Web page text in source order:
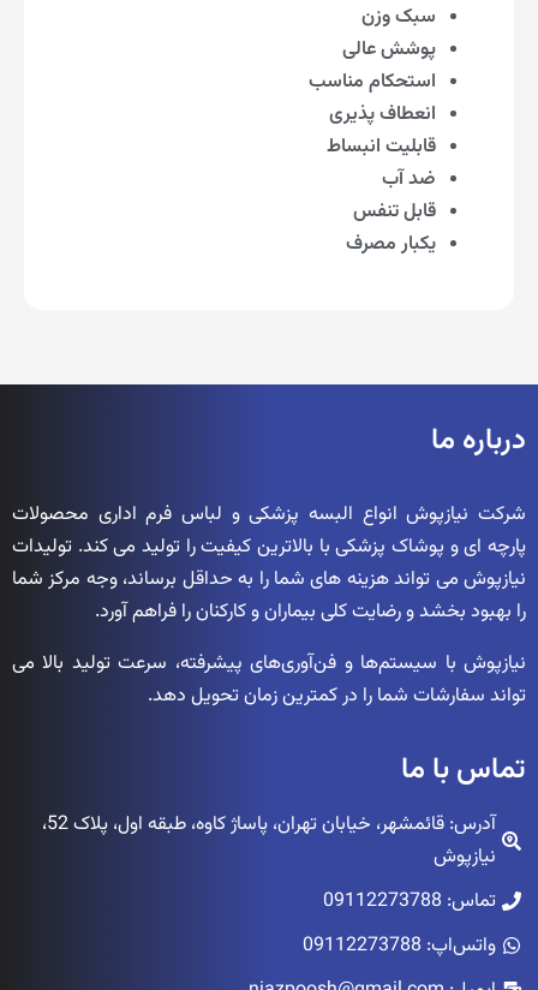
سبک وزن
پوشش عالی
استحکام مناسب
انعطاف پذیری
قابلیت انبساط
ضد آب
قابل تنفس
یکبار مصرف
درباره ما
شرکت نیازپوش انواع البسه پزشکی و لباس فرم اداری محصولات
پارچه ای و پوشاک پزشکی با بالاترین کیفیت را تولید می کند. تولیدات
نیازپوش می تواند هزینه های شما را به حداقل برساند، وجه مرکز شما
را بهبود بخشد و رضایت کلی بیماران و کارکنان را فراهم آورد.
نیازپوش با سیستم‌ها و فن‌آوری‌های پیشرفته، سرعت تولید بالا می
تواند سفارشات شما را در کمترین زمان تحویل دهد.
تماس با ما
آدرس: قائمشهر، خیابان تهران، پاساژ کاوه، طبقه اول، پلاک 52،
نیازپوش
تماس: 09112273788
واتس‌اپ: 09112273788